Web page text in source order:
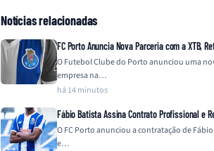
Notícias relacionadas
FC Porto Anuncia Nova Parceria com a XTB,
O Futebol Clube do Porto anunciou uma
empresa na…
há 14 minutos
Fábio Batista Assina Contrato Profissional e
O FC Porto anunciou a contratação de
e…